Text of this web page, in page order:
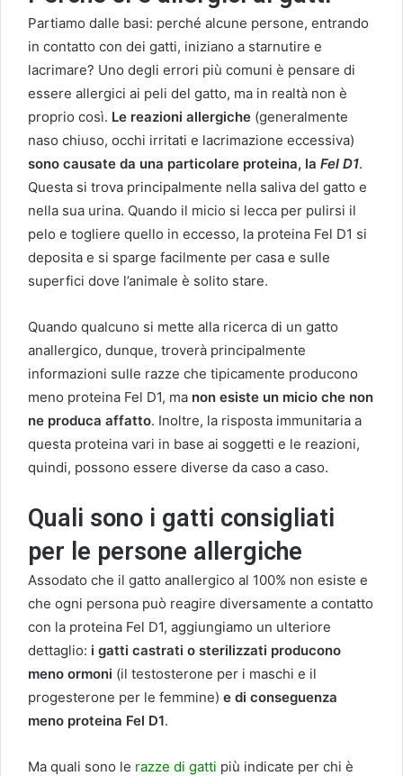
Partiamo dalle basi: perché alcune persone, entrando
in contatto con dei gatti, iniziano a starnutire e
lacrimare? Uno degli errori più comuni è pensare di
essere allergici ai peli del gatto, ma in realtà non è
proprio così. Le reazioni allergiche (generalmente
naso chiuso, occhi irritati e lacrimazione eccessiva)
sono causate da una particolare proteina, la Fel D1.
Questa si trova principalmente nella saliva del gatto e
nella sua urina. Quando il micio si lecca per pulirsi il
pelo e togliere quello in eccesso, la proteina Fel D1 si
deposita e si sparge facilmente per casa e sulle
superfici dove l’animale è solito stare.
Quando qualcuno si mette alla ricerca di un gatto
anallergico, dunque, troverà principalmente
informazioni sulle razze che tipicamente producono
meno proteina Fel D1, ma non esiste un micio che non
ne produca affatto. Inoltre, la risposta immunitaria a
questa proteina vari in base ai soggetti e le reazioni,
quindi, possono essere diverse da caso a caso.
Quali sono i gatti consigliati
per le persone allergiche
Assodato che il gatto anallergico al 100% non esiste e
che ogni persona può reagire diversamente a contatto
con la proteina Fel D1, aggiungiamo un ulteriore
dettaglio: i gatti castrati o sterilizzati producono
meno ormoni (il testosterone per i maschi e il
progesterone per le femmine) e di conseguenza
meno proteina Fel D1.
Ma quali sono le razze di gatti più indicate per chi è